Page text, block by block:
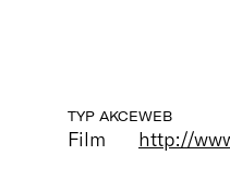
TYP AKCE
Film
WEB
http://